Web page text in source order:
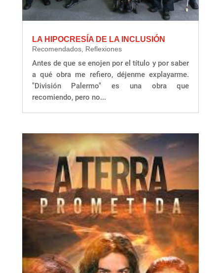
LA HIPOCRESÍA DE LA INCLUSIÓN
Recomendados, Reflexiones
Antes de que se enojen por el título y por saber
a qué obra me refiero, déjenme explayarme.
"División Palermo" es una obra que
recomiendo, pero no...